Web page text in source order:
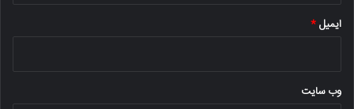
ایمیل*
وب‌ سایت